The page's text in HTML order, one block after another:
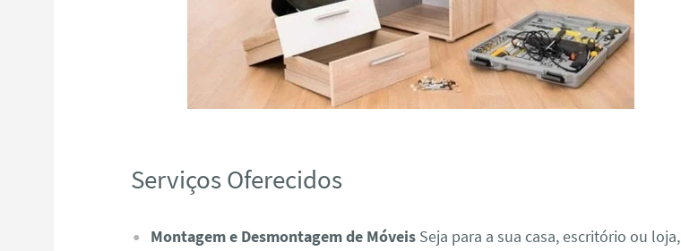
Serviços Oferecidos
Montagem e Desmontagem de MóveisSeja para a sua casa, escritório ou loja,